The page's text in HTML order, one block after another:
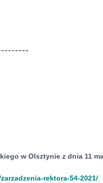
w Olsztyniez dnia 11
rektora-54-2021/